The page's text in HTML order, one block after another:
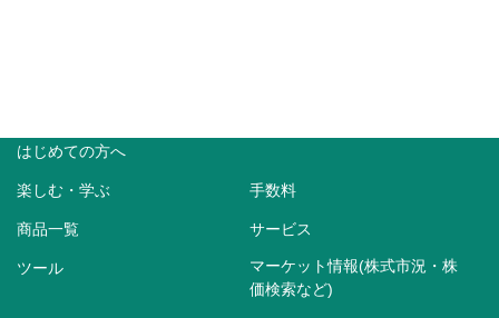
はじめての方へ
楽しむ・学ぶ 手数料
商品一覧 サービス
ツール
マーケット情報(株式市況・株
価検索など)